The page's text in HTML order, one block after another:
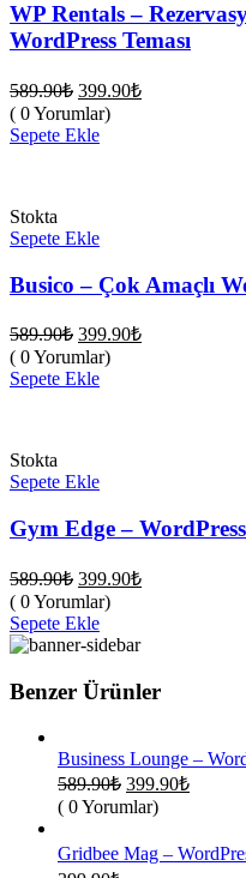
WP Rentals –
WordPress Teması
589.90₺ Orijinal
fiyat:
589.90₺.
399.90₺Şu
( 0 Yorumlar)
Sepete Ekle
Stokta
Sepete Ekle
Busico – Çok Amaçlı
589.90₺ Orijinal
fiyat:
589.90₺.
399.90₺Şu
( 0 Yorumlar)
Sepete Ekle
Stokta
Sepete Ekle
Gym Edge –
589.90₺ Orijinal
fiyat:
589.90₺.
399.90₺Şu
399.90₺.
( 0 Yorumlar)
Sepete Ekle
Benzer Ürünler
Business Lounge –
589.90₺ Orijinal
fiyat:
399.90₺Şu
( 0 Yorumlar)
Gridbee Mag –